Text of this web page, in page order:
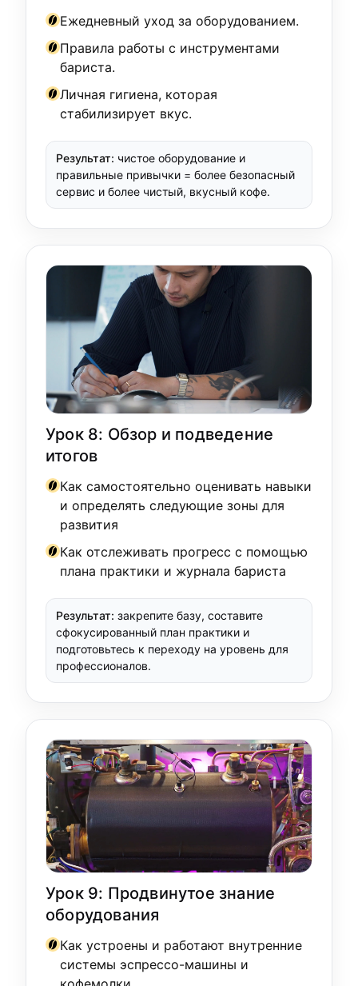
Ежедневный уход за оборудованием.
Правила работы с инструментами
бариста.
Личная гигиена, которая
стабилизирует вкус.
Результат: чистое оборудование и
правильные привычки = более безопасный
сервис и более чистый, вкусный кофе.
Урок 8: Обзор и подведение
итогов
Как самостоятельно оценивать навыки
и определять следующие зоны для
развития
Как отслеживать прогресс с помощью
плана практики и журнала бариста
Результат: закрепите базу, составите
сфокусированный план практики и
подготовьтесь к переходу на уровень для
профессионалов.
Урок 9: Продвинутое знание
оборудования
Как устроены и работают внутренние
системы эспрессо-машины и